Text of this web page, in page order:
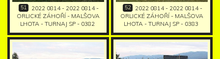
51
2022 0814 - 2022 0814 -
ORLICKÉ ZÁHOŘÍ - MALŠOVA
LHOTA - TURNAJ SP - 0382
52
2022 0814 - 2022 0814 -
ORLICKÉ ZÁHOŘÍ - MALŠOVA
LHOTA - TURNAJ SP - 0383